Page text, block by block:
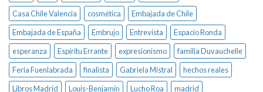
Casa Chile Valencia
cosmética
Embajada de Chile
Embajada de España
Embrujo Entrevista
Espacio Ronda
esperanza
Espíritu Errante expresionismo
familia Duvauchelle
Feria Fuenlabrada
finalista Gabriela Mistral
hechos reales
Libros Madrid
Louis-Benjamin Lucho Roa madrid